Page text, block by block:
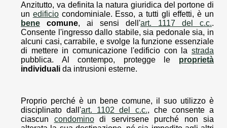
Anzitutto, va definita la natura giuridica del portone di
un edificiocondominiale. Esso, a tutti gli effetti, è un
bene comune, ai sensi dell'art. 1117 del c.c..
Consente l'ingresso dallo stabile, sia pedonale sia, in
alcuni casi, carrabile, e svolge la funzione essenziale
di mettere in comunicazione l'edificio con la strada
pubblica. Al contempo, protegge le proprietà
individuali da intrusioni esterne.
Proprio perché è un bene comune, il suo utilizzo è
disciplinato dall'art. 1102 del c.c., che consente a
ciascun condominodi servirsene purché non sia